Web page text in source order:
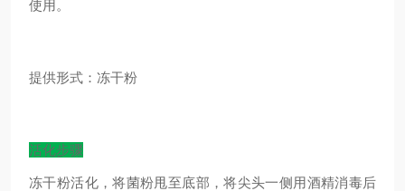
使用。
提供形式：冻干粉
活化步骤
冻干粉活化，将菌粉甩至底部，将尖头一侧用酒精消毒后